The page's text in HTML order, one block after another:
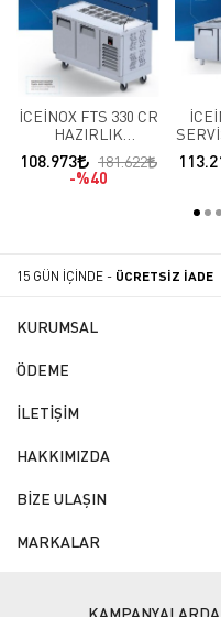
İCEİNOX FTS 330 CR
HAZIRLIK
108.973
181.622
%40
3
15 GÜN İÇİNDE - ÜCRETSİZ İADE
KURUMSAL
ÖDEME
İLETİŞİM
HAKKIMIZDA
BİZE ULAŞIN
MARKALAR